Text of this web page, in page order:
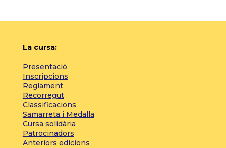
La cursa:
Presentació
Inscripcions
Reglament
Recorregut
Classificacions
Samarreta i Medalla
Cursa solidària
Patrocinadors
Anteriors edicions